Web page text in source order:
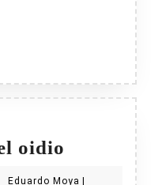
oidio
combatir
Eduardo Moya Eduardo